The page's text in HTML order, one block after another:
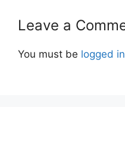
Leave a
You must be logged in